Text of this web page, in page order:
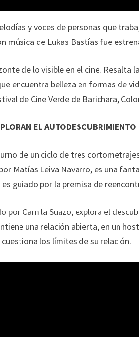
y voces de personas que
música de Lukas Bastías fue
de lo visible en el cine. Resalta
encuentra belleza en formas de
de Cine Verde de Barichara,
EL AUTODESCUBRIMIENTO
de un ciclo de tres
Matías Leiva Navarro, es una
guiado por la premisa de
por Camila Suazo, explora el
una relación abierta, en un
los límites de su relación.